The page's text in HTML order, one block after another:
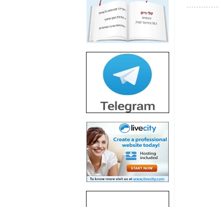
משה כחלון לא נחקר
עד היום? -
כאן
חשיפת חשד לשחיתות
הדומה לזו של "תיק
הסלולר -
חשיפת מה שלא
רוצים שתדעו בעניין
פריסת אנלימיטד
(בניחוח בלתי נסבל) -
כאן
חשיפה: איוב קרא
אישר לקבוצת סלקום
בדיוק מה שביבי אישר
כאן
האם השר איוב קרא
היה צריך בכלל לחתום
על האישור, שנתן